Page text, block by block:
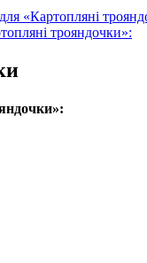
«Картопляні
трояндочки»: